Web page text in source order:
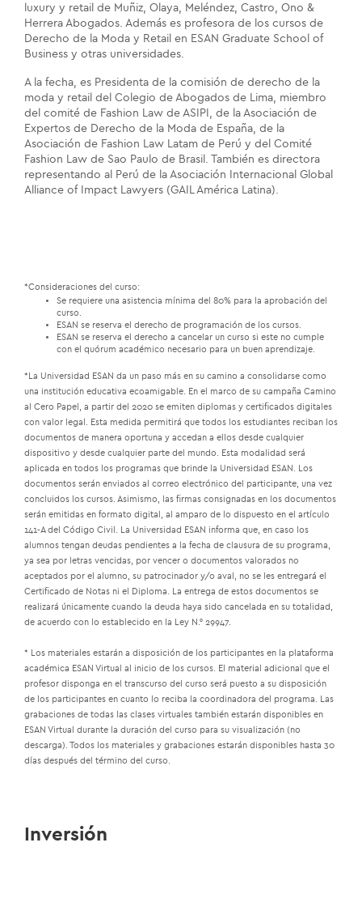
luxury y retail de Muñiz, Olaya, Meléndez, Castro, Ono &
Herrera Abogados. Además es profesora de los cursos de
Derecho de la Moda y Retail en ESAN Graduate School of
Business y otras universidades.
A la fecha, es Presidenta de la comisión de derecho de la
moda y retail del Colegio de Abogados de Lima, miembro
del comité de Fashion Law de ASIPI, de la Asociación de
Expertos de Derecho de la Moda de España, de la
Asociación de Fashion Law Latam de Perú y del Comité
Fashion Law de Sao Paulo de Brasil. También es directora
representando al Perú de la Asociación Internacional Global
Alliance of Impact Lawyers (GAIL América Latina).
*Consideraciones del curso:
Se requiere una asistencia mínima del 80% para la aprobación del
curso.
ESAN se reserva el derecho de programación de los cursos.
ESAN se reserva el derecho a cancelar un curso si este no cumple
con el quórum académico necesario para un buen aprendizaje.
*La Universidad ESAN da un paso más en su camino a consolidarse como
una institución educativa ecoamigable. En el marco de su campaña Camino
al Cero Papel, a partir del 2020 se emiten diplomas y certificados digitales
con valor legal. Esta medida permitirá que todos los estudiantes reciban los
documentos de manera oportuna y accedan a ellos desde cualquier
dispositivo y desde cualquier parte del mundo. Esta modalidad será
aplicada en todos los programas que brinde la Universidad ESAN. Los
documentos serán enviados al correo electrónico del participante, una vez
concluidos los cursos. Asimismo, las firmas consignadas en los documentos
serán emitidas en formato digital, al amparo de lo dispuesto en el artículo
141-A del Código Civil. La Universidad ESAN informa que, en caso los
alumnos tengan deudas pendientes a la fecha de clausura de su programa,
ya sea por letras vencidas, por vencer o documentos valorados no
aceptados por el alumno, su patrocinador y/o aval, no se les entregará el
Certificado de Notas ni el Diploma. La entrega de estos documentos se
realizará únicamente cuando la deuda haya sido cancelada en su totalidad,
de acuerdo con lo establecido en la Ley N.° 29947.
* Los materiales estarán a disposición de los participantes en la plataforma
académica ESAN Virtual al inicio de los cursos. El material adicional que el
profesor disponga en el transcurso del curso será puesto a su disposición
de los participantes en cuanto lo reciba la coordinadora del programa. Las
grabaciones de todas las clases virtuales también estarán disponibles en
ESAN Virtual durante la duración del curso para su visualización (no
descarga). Todos los materiales y grabaciones estarán disponibles hasta 30
días después del término del curso.
Inversión